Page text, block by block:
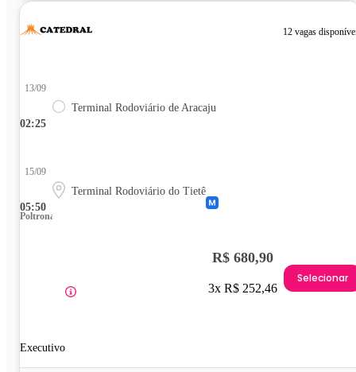
12 vagas
02:25
13/09
Terminal Rodoviário de Aracaju
05:50
15/09
Terminal Rodoviário do Tietê
Poltrona
Executivo
R$ 680,90
3x R$ 252,46
Selecionar